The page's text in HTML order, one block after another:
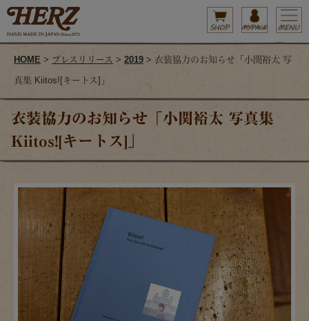
HOME > プレスリリース > 2019 > 衣装協力のお知らせ「小関裕太 写
真集 Kiitos![キートス]」
衣装協力のお知らせ「小関裕太 写真集
Kiitos![キートス]」